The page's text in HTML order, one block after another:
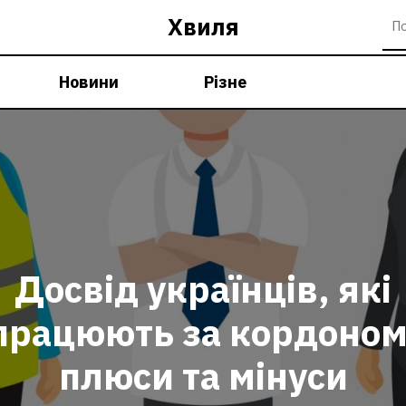
Хвиля
Новини Різне
Досвід українців, які
за
плюси та мінуси